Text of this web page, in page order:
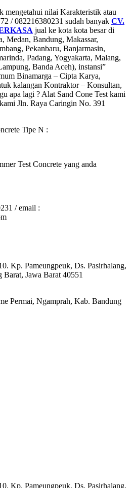
mengetahui nilai Karakteristik atau
/ 082216380231 sudah banyak CV.
jual ke kota kota besar di
Medan, Bandung, Makassar,
Pekanbaru, Banjarmasin,
Padang, Yogyakarta, Malang,
Banda Aceh), instansi”
Binamarga – Cipta Karya,
kalangan Kontraktor – Konsultan,
apa lagi ? Alat Sand Cone Test kami
Jln. Raya Caringin No. 391
Tipe N :
Test Concrete yang anda
/ email :
Kp. Pameungpeuk, Ds. Pasirhalang,
Jawa Barat 40551
Permai, Ngamprah, Kab. Bandung
Kp. Pameungpeuk, Ds. Pasirhalang,